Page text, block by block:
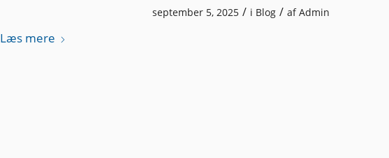
september 5, 2025 / i Blog / afAdmin
Læs mere